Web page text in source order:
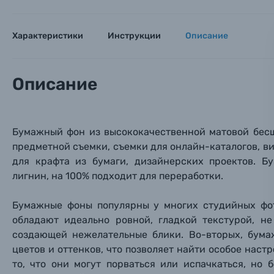
Ваш
Ваш
Вспышки для фотоаппаратов
Электроника
Материалы
Осветительное оборудование
Фоторамки
Вами с
Номер
Характеристики Инструкции Описание
Описание
Бумажный фон из высококачественной матовой
предметной съемки, съемки для онлайн-каталогов,
для крафта из бумаги, дизайнерских проектов.
лигнин, на 100% подходит для переработки.
Бумажные фоны популярны у многих студийных
обладают идеально ровной, гладкой текстурой,
создающей нежелательные блики. Во-вторых,
цветов и оттенков, что позволяет найти особое
то, что они могут порваться или испачкаться, но
Ваш